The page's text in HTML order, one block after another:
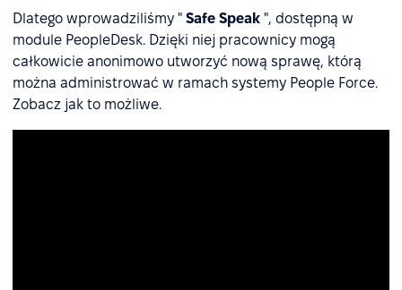
Dlatego wprowadziliśmy " Safe Speak ", dostępną w
module PeopleDesk. Dzięki niej pracownicy mogą
całkowicie anonimowo utworzyć nową sprawę, którą
można administrować w ramach systemy People Force.
Zobacz jak to możliwe.